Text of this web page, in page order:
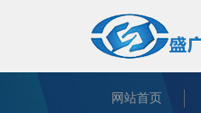
网站首页